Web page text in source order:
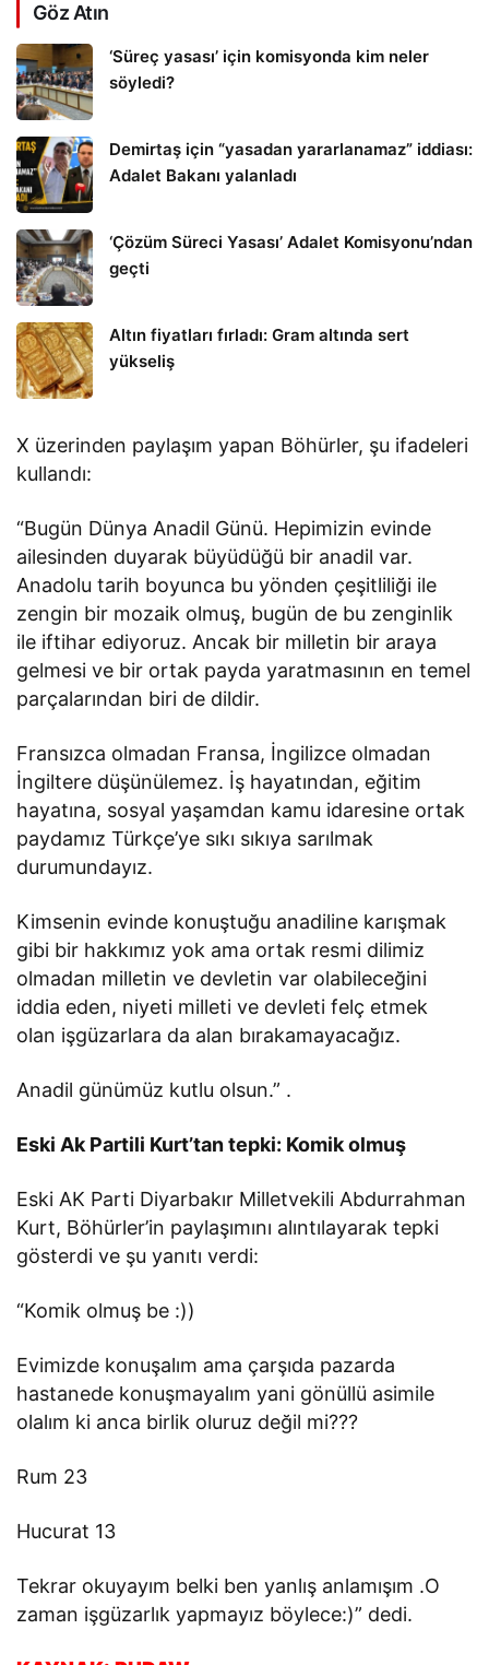
Göz Atın
‘Süreç yasası’ için komisyonda kim neler
söyledi?
Demirtaş için “yasadan yararlanamaz” iddiası:
Adalet Bakanı yalanladı
‘Çözüm Süreci Yasası’ Adalet Komisyonu’ndan
geçti
Altın fiyatları fırladı: Gram altında sert
yükseliş
X üzerinden paylaşım yapan Böhürler, şu ifadeleri
kullandı:
“Bugün Dünya Anadil Günü. Hepimizin evinde
ailesinden duyarak büyüdüğü bir anadil var.
Anadolu tarih boyunca bu yönden çeşitliliği ile
zengin bir mozaik olmuş, bugün de bu zenginlik
ile iftihar ediyoruz. Ancak bir milletin bir araya
gelmesi ve bir ortak payda yaratmasının en temel
parçalarından biri de dildir.
Fransızca olmadan Fransa, İngilizce olmadan
İngiltere düşünülemez. İş hayatından, eğitim
hayatına, sosyal yaşamdan kamu idaresine ortak
paydamız Türkçe’ye sıkı sıkıya sarılmak
durumundayız.
Kimsenin evinde konuştuğu anadiline karışmak
gibi bir hakkımız yok ama ortak resmi dilimiz
olmadan milletin ve devletin var olabileceğini
iddia eden, niyeti milleti ve devleti felç etmek
olan işgüzarlara da alan bırakamayacağız.
Anadil günümüz kutlu olsun.” .
Eski Ak Partili Kurt’tan tepki: Komik olmuş
Eski AK Parti Diyarbakır Milletvekili Abdurrahman
Kurt, Böhürler’in paylaşımını alıntılayarak tepki
gösterdi ve şu yanıtı verdi:
“Komik olmuş be :))
Evimizde konuşalım ama çarşıda pazarda
hastanede konuşmayalım yani gönüllü asimile
olalım ki anca birlik oluruz değil mi???
Rum 23
Hucurat 13
Tekrar okuyayım belki ben yanlış anlamışım .O
zaman işgüzarlık yapmayız böylece:)” dedi.